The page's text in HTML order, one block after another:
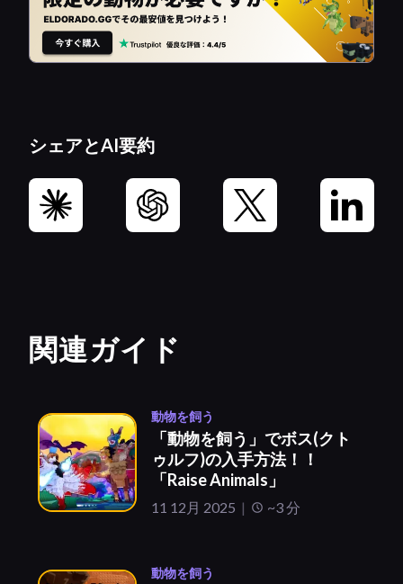
シェアとAI要約
関連ガイド
動物を飼う
「動物を飼う」でボス(クト
ゥルフ)の入手方法！！
「Raise Animals」
11 12月 2025 ~3 分
動物を飼う